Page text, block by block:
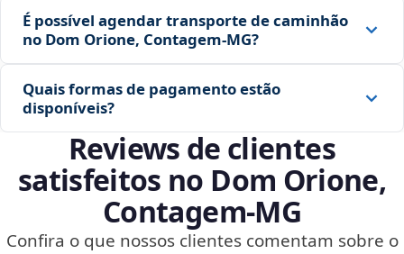
É possível agendar transporte de caminhão
no Dom Orione, Contagem‑MG?
Quais formas de pagamento estão
disponíveis?
Reviews de clientes
satisfeitos no Dom Orione,
Contagem‑MG
Confira o que nossos clientes comentam sobre o